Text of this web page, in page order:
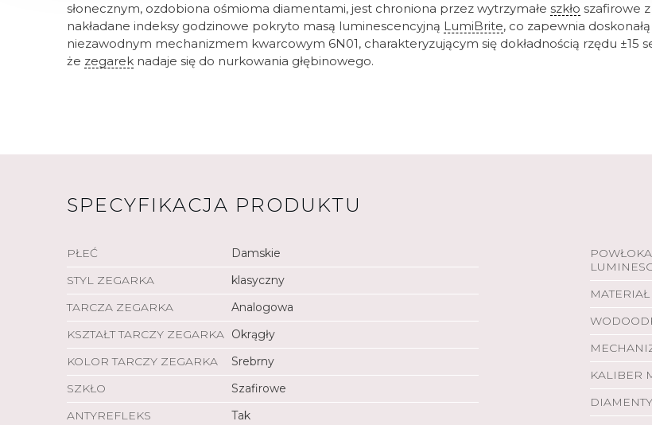
słonecznym, ozdobiona ośmioma diamentami, jest chroniona przez wytrzymałe szkło szafirowe
nakładane indeksy godzinowe pokryto masą luminescencyjną LumiBrite, co zapewnia
niezawodnym mechanizmem kwarcowym 6N01, charakteryzującym się dokładnością rzędu ±15
że ​​ zegarek nadaje się do nurkowania głębinowego.
SPECYFIKACJA PRODUKTU
PŁEĆ
Damskie
STYL ZEGARKA
klasyczny
TARCZA ZEGARKA
Analogowa
KSZTAŁT TARCZY ZEGARKA Okrągły
KOLOR TARCZY ZEGARKA
Srebrny
SZKŁO
Szafirowe
ANTYREFLEKS
Tak
POWŁOKA
KALIBER
DIAMENTY